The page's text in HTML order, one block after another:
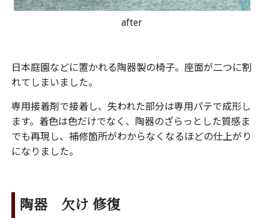
after
日本庭園などに置かれる陶器製の椅子。座面が二つに割
れてしまいました。
専用接着剤で接着し、失われた部分は専用パテで成形し
ます。着色は色だけでなく、陶器のざらっとした質感ま
でも再現し、補修箇所がわからなくなるほどの仕上がり
になりました。
陶器 欠け 修復